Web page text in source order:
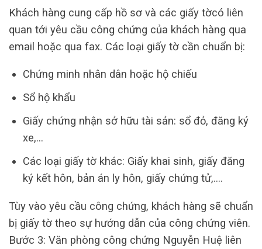
Khách hàng cung cấp hồ sơ và các giấy tờcó liên
quan tới yêu cầu công chứng của khách hàng qua
email hoặc qua fax. Các loại giấy tờ cần chuẩn bị:
Chứng minh nhân dân hoặc hộ chiếu
Sổ hộ khẩu
Giấy chứng nhận sở hữu tài sản: sổ đỏ, đăng ký
xe,…
Các loại giấy tờ khác: Giấy khai sinh, giấy đăng
ký kết hôn, bản án ly hôn, giấy chứng tử,….
Tùy vào yêu cầu công chứng, khách hàng sẽ chuẩn
bị giấy tờ theo sự hướng dẫn của công chứng viên.
Bước 3: Văn phòng công chứng Nguyễn Huệ liên